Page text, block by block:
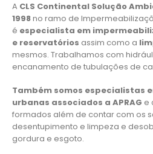
A CLS Continental Solução
1998no ramo de
é especialista em
e reservatórios assim como a
mesmos. Trabalhamos com
encanamento de tubulações de
Também somos especialistas
urbanas associados a APRAG e
formados além de contar com os
desentupimento e limpeza e
gordura e esgoto.